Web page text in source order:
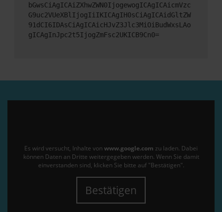
bGwsCiAgICAiZXhwZWN0IjogewogICAgICAicmVzc
G9uc2VUeXBlIjogIiIKICAgIH0sCiAgICAidGltZW
91dCI6IDAsCiAgICAicHJvZ3Jlc3MiOiBudWxsLAo
gICAgInJpc2t5IjogZmFsc2UKICB9Cn0=
Es wird versucht, Inhalte von www.google.com zu laden. Dabei
können Daten an Dritte weitergegeben werden. Wenn Sie damit
einverstanden sind, klicken Sie bitte auf "Bestätigen".
Bestätigen